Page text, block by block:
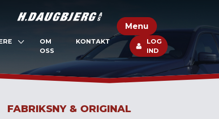
Menu
OM
OSS
KONTAKT
LOG
IND
FABRIKSNY & ORIGINAL